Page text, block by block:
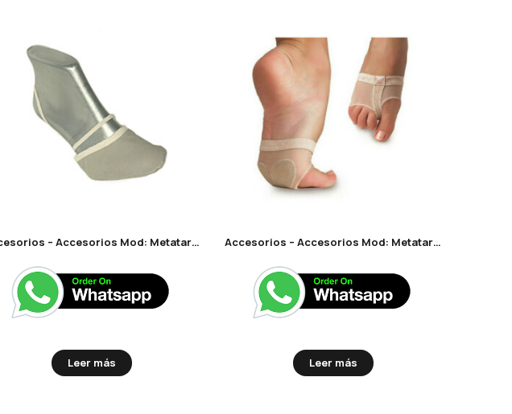
Accesorios – Accesorios Mod: Metatarsianas Cerradas
Leer más
Accesorios – Accesorios Mod: Metatarsianas Contemporaneas
Leer más